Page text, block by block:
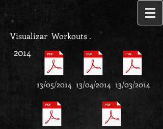
Visualizar Workouts .
2014
13/05/2014 13/04/2014 13/03/2014